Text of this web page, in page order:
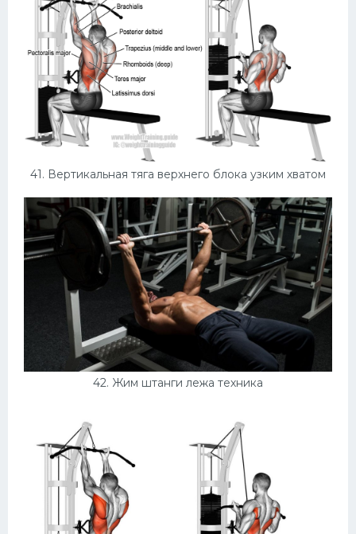
41. Вертикальная тяга верхнего блока узким хватом
42. Жим штанги лежа техника